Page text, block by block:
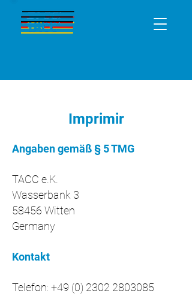
Imprimir
Angaben gemäß § 5 TMG
TACC e.K.
Wasserbank 3
58456 Witten
Germany
Kontakt
Telefon: +49 (0) 2302 2803085